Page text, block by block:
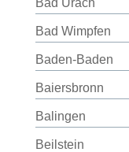
Bad Urach
Bad Wimpfen
Baden-Baden
Baiersbronn
Balingen
Beilstein